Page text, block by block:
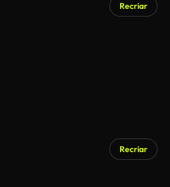
Recriar
Recriar